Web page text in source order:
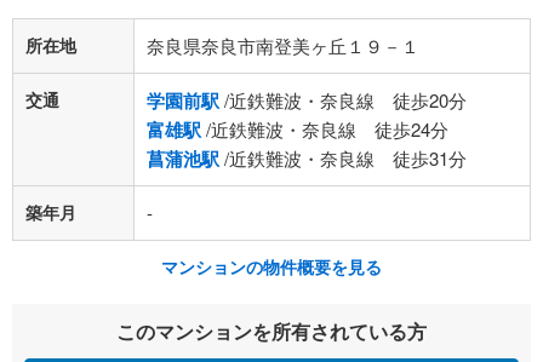
所在地 奈良県奈良市南登美ヶ丘１９－１
交通 学園前駅/近鉄難波・奈良線 徒歩20分
富雄駅/近鉄難波・奈良線 徒歩24分
菖蒲池駅/近鉄難波・奈良線 徒歩31分
築年月 -
マンションの物件概要を見る
このマンションを所有されている方